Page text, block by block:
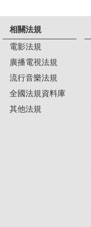
相關法規
電影法規
廣播電視法規
流行音樂法規
全國法規資料庫
其他法規